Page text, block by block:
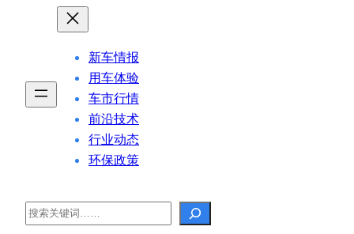
新车情报
用车体验
车市行情
前沿技术
行业动态
环保政策
Search